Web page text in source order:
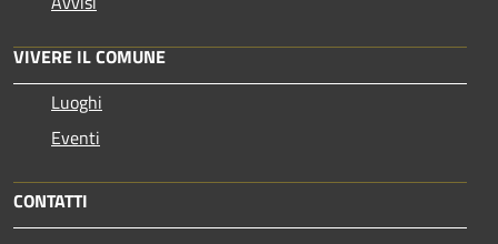
VIVERE IL COMUNE
Luoghi
Eventi
CONTATTI